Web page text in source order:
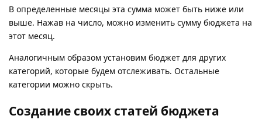
В определенные месяцы эта сумма может быть ниже или
выше. Нажав на число, можно изменить сумму бюджета на
этот месяц.
Аналогичным образом установим бюджет для других
категорий, которые будем отслеживать. Остальные
категории можно скрыть.
Создание своих статей бюджета